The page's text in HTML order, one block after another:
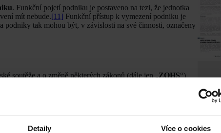
Detaily Více o cookies
. Funkční pojetí podniku je postaveno na tezi, že jednotka
mít nebude.[11] Funkční přístup k vymezení podniku je
podniky tak mohou být, v závislosti na své činnosti, označeny
soutěže a o změně některých zákonů (dále jen „ZOHS“)
a to i v případě, že tato sdružení a seskupení nejsou
i když nejsou podnikateli.“
Soudního dvora Evropské unie. Široká a „pružná“
podnik a soutěžitel shodný význam.[14]K překlenutí
významy pojmů hospodářské jednotky a výkonu